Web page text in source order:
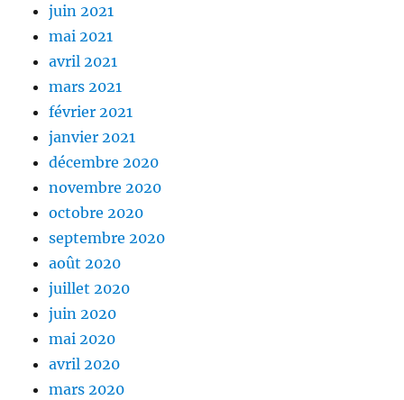
juin 2021
mai 2021
avril 2021
mars 2021
février 2021
janvier 2021
décembre 2020
novembre 2020
octobre 2020
septembre 2020
août 2020
juillet 2020
juin 2020
mai 2020
avril 2020
mars 2020